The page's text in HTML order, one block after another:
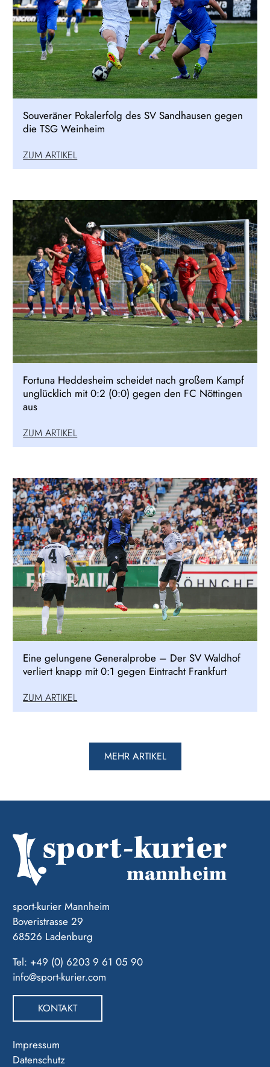
Souveräner Pokalerfolg des SV Sandhausen gegen
die TSG Weinheim
ZUM ARTIKEL
Fortuna Heddesheim scheidet nach großem Kampf
unglücklich mit 0:2 (0:0) gegen den FC Nöttingen
aus
ZUM ARTIKEL
Eine gelungene Generalprobe – Der SV Waldhof
verliert knapp mit 0:1 gegen Eintracht Frankfurt
ZUM ARTIKEL
MEHR ARTIKEL
sport-kurier Mannheim
Boveristrasse 29
68526 Ladenburg
Tel: +49 (0) 6203 9 61 05 90
info@sport-kurier.com
KONTAKT
Impressum
Datenschutz